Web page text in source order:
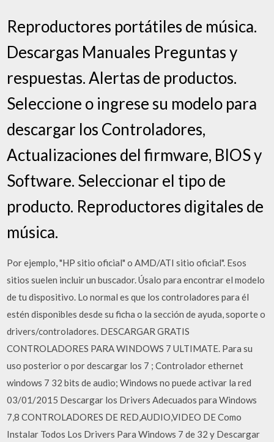
Reproductores portátiles de música.
Descargas Manuales Preguntas y
respuestas. Alertas de productos.
Seleccione o ingrese su modelo para
descargar los Controladores,
Actualizaciones del firmware, BIOS y
Software. Seleccionar el tipo de
producto. Reproductores digitales de
música.
Por ejemplo, "HP sitio oficial" o AMD/ATI sitio oficial". Esos
sitios suelen incluir un buscador. Úsalo para encontrar el modelo
de tu dispositivo. Lo normal es que los controladores para él
estén disponibles desde su ficha o la sección de ayuda, soporte o
drivers/controladores. DESCARGAR GRATIS
CONTROLADORES PARA WINDOWS 7 ULTIMATE. Para su
uso posterior o por descargar los 7 ; Controlador ethernet
windows 7 32 bits de audio; Windows no puede activar la red
03/01/2015 Descargar los Drivers Adecuados para Windows
7,8 CONTROLADORES DE RED,AUDIO,VIDEO DE Como
Instalar Todos Los Drivers Para Windows 7 de 32 y Descargar